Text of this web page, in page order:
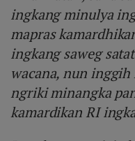
ingkang minulya
mapras
ingkang saweg
wacana, nun
ngriki minangka
kamardikan RI